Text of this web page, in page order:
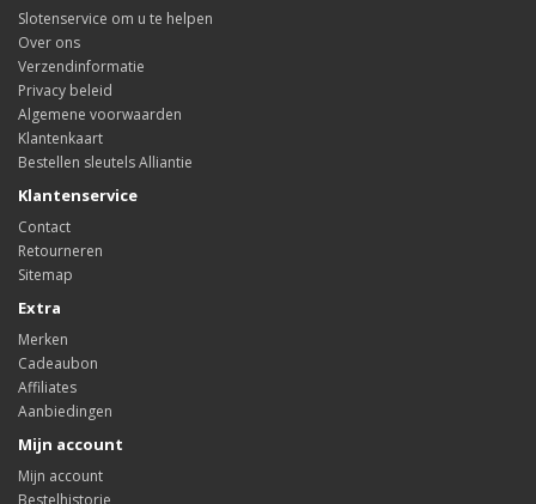
Slotenservice om u te helpen
Over ons
Verzendinformatie
Privacy beleid
Algemene voorwaarden
Klantenkaart
Bestellen sleutels Alliantie
Klantenservice
Contact
Retourneren
Sitemap
Extra
Merken
Cadeaubon
Affiliates
Aanbiedingen
Mijn account
Mijn account
Bestelhistorie